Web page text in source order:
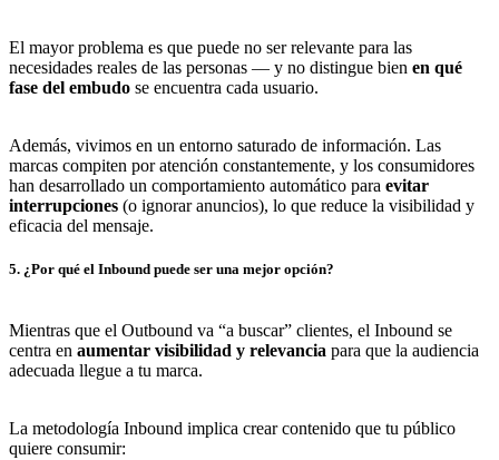
El mayor problema es que puede no ser relevante para las
necesidades reales de las personas — y no distingue bien en qué
fase del embudo se encuentra cada usuario.
Además, vivimos en un entorno saturado de información. Las
marcas compiten por atención constantemente, y los consumidores
han desarrollado un comportamiento automático para evitar
interrupciones (o ignorar anuncios), lo que reduce la visibilidad y
eficacia del mensaje.
5. ¿Por qué el Inbound puede ser una mejor opción?
Mientras que el Outbound va “a buscar” clientes, el Inbound se
centra en aumentar visibilidad y relevancia para que la audiencia
adecuada llegue a tu marca.
La metodología Inbound implica crear contenido que tu público
quiere consumir: